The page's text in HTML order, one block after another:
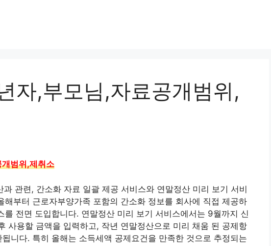
자,부모님,자료공개범위,
범위,제취소
관련, 간소화 자료 일괄 제공 서비스와 연말정산 미리 보기 서비
해부터 근로자부양가족 포함의 간소화 정보를 회사에 직접 제공하
를 전면 도입합니다. 연말정산 미리 보기 서비스에서는 9월까지 신
사용할 금액을 입력하고, 작년 연말정산으로 미리 채움 된 공제항
니다. 특히 올해는 소득세액 공제요건을 만족한 것으로 추정되는